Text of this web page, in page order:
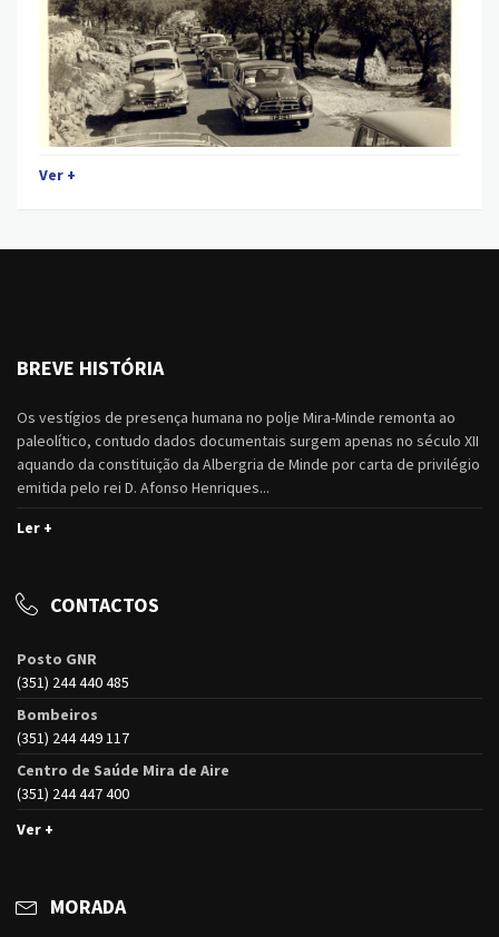
Ver +
BREVE HISTÓRIA
Os vestígios de presença humana no polje Mira-Minde remonta ao
paleolítico, contudo dados documentais surgem apenas no século XII
aquando da constituição da Albergria de Minde por carta de privilégio
emitida pelo rei D. Afonso Henriques...
Ler +
CONTACTOS
Posto GNR
(351) 244 440 485
Bombeiros
(351) 244 449 117
Centro de Saúde Mira de Aire
(351) 244 447 400
Ver +
MORADA